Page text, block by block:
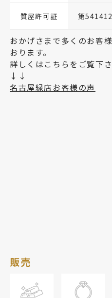
質屋許可証 第
おかげさまで多くのお客
おります。
詳しくはこちらをご覧下さ
↓↓
名古屋緑店お客様の声
販売